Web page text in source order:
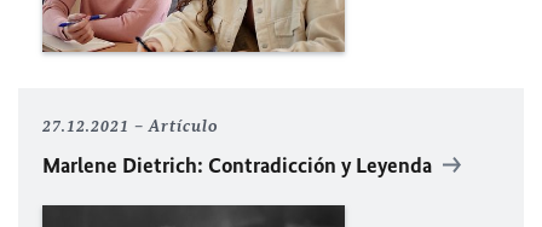
27.12.2021 Artículo
Marlene Dietrich: Contradicción y Leyenda